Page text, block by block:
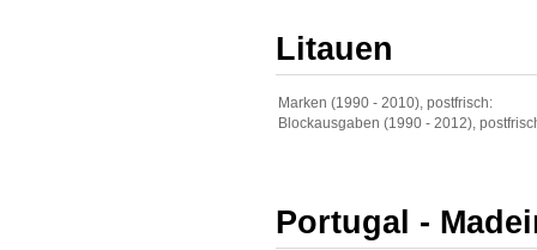
Litauen
Marken (1990 - 2010), postfrisch:
Blockausgaben (1990 - 2012),
Portugal -